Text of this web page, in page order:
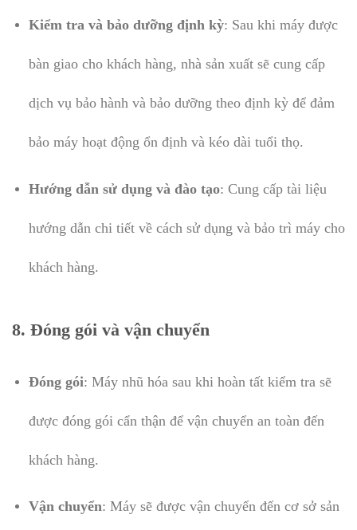
Kiểm tra và bảo dưỡng định kỳ: Sau khi máy được
bàn giao cho khách hàng, nhà sản xuất sẽ cung cấp
dịch vụ bảo hành và bảo dưỡng theo định kỳ để đảm
bảo máy hoạt động ổn định và kéo dài tuổi thọ.
Hướng dẫn sử dụng và đào tạo: Cung cấp tài liệu
hướng dẫn chi tiết về cách sử dụng và bảo trì máy cho
khách hàng.
8. Đóng gói và vận chuyển
Đóng gói: Máy nhũ hóa sau khi hoàn tất kiểm tra sẽ
được đóng gói cẩn thận để vận chuyển an toàn đến
khách hàng.
Vận chuyển: Máy sẽ được vận chuyển đến cơ sở sản